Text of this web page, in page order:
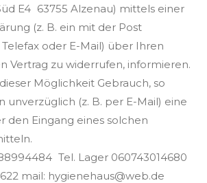
E4 63755 Alzenau) mittels einer
(z. B. ein mit der Post
oder E-Mail) über Ihren
Vertrag zu widerrufen, informieren.
Möglichkeit Gebrauch, so
unverzüglich (z. B. per E-Mail) eine
den Eingang eines solchen
Tel. Lager 060743014680
mail: hygienehaus@web.de